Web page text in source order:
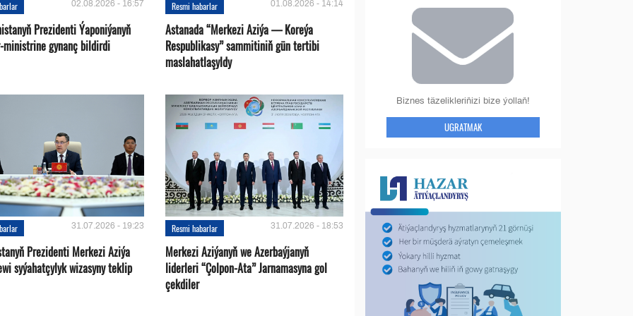
02.08.2026 - 16:57
Prezidenti Ýaponiýanyň
ministrine gynanç bildirdi
Resmi habarlar 01.08.2026 - 14:14
Astanada “Merkezi Aziýa — Koreýa
Respublikasy” sammitiniň gün tertibi
maslahatlaşyldy
31.07.2026 - 19:23
Prezidenti Merkezi Aziýa
syýahatçylyk wizasyny teklip
Resmi habarlar 31.07.2026 - 18:53
Merkezi Aziýanyň we Azerbaýjanyň
liderleri “Çolpon-Ata” Jarnamasyna gol
çekdiler
Biznes täzelikleriňizi bize ýollaň!
UGRATMAK